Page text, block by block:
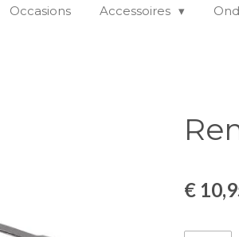
Occasions Accessoires
€